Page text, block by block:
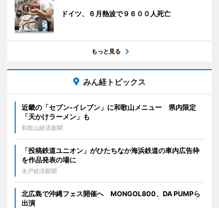
ドイツ、６月熱波で９６００人死亡
もっと見る
みん経トピックス
近畿の「セブン-イレブン」に和歌山メニュー 県内限定
「天かけラーメン」も
和歌山経済新聞
「投稿鉄道ユニオン」がひたちなか海浜鉄道の車内広告枠
を作品発表の場に
水戸経済新聞
北広島で沖縄フェス開催へ MONGOL800、DA PUMPら
出演